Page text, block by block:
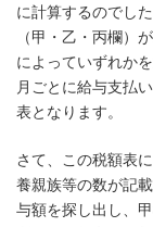
に計算するのでし
（甲・乙・丙欄）
によっていずれか
月ごとに給与支払
表となります。
さて、この税額表
養親族等の数が記
与額を探し出し、